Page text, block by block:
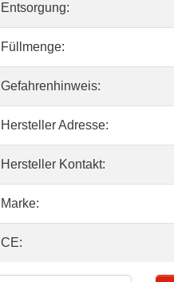
Entsorgung:
Füllmenge:
Gefahrenhinweis:
Hersteller Adresse:
Hersteller Kontakt:
Marke:
CE: